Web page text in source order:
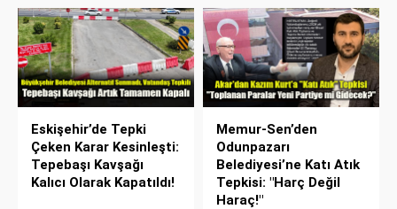
Eskişehir’de Tepki
Çeken Karar Kesinleşti:
Tepebaşı Kavşağı
Kalıcı Olarak Kapatıldı!
Memur-Sen’den
Odunpazarı
Belediyesi’ne Katı Atık
Tepkisi: "Harç Değil
Haraç!"